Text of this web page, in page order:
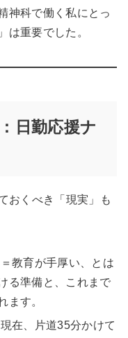
神科で働く私にとっ
は重要でした。
日勤応援ナ
おくべき「現実」も
教育が手厚い、とは
る準備と、これまで
ます。
在、片道35分かけて